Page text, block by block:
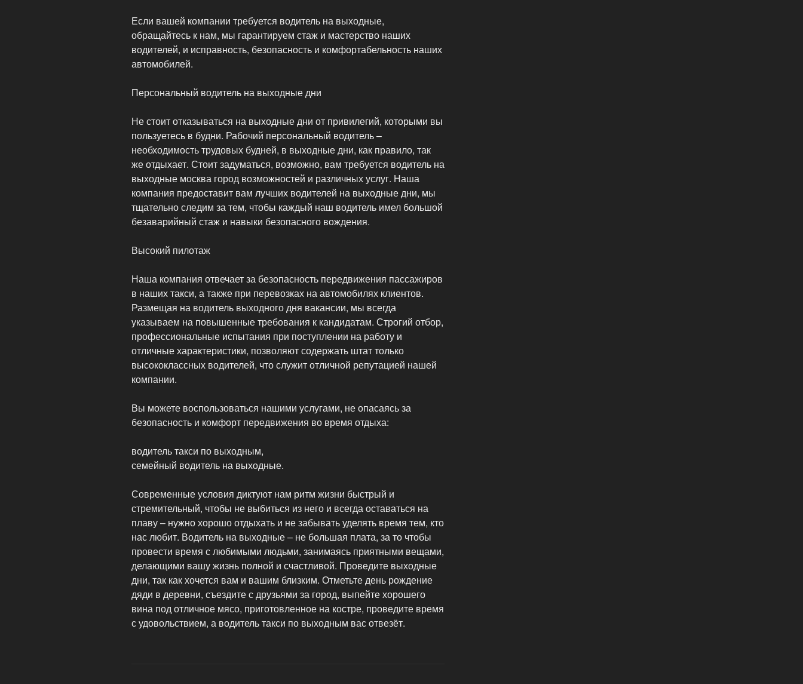
Если вашей компании требуется водитель на выходные,
обращайтесь к нам, мы гарантируем стаж и мастерство наших
водителей, и исправность, безопасность и комфортабельность наших
автомобилей.
Персональный водитель на выходные дни
Не стоит отказываться на выходные дни от привилегий, которыми вы
пользуетесь в будни. Рабочий персональный водитель –
необходимость трудовых будней, в выходные дни, как правило, так
же отдыхает. Стоит задуматься, возможно, вам требуется водитель на
выходные москва город возможностей и различных услуг. Наша
компания предоставит вам лучших водителей на выходные дни, мы
тщательно следим за тем, чтобы каждый наш водитель имел большой
безаварийный стаж и навыки безопасного вождения.
Высокий пилотаж
Наша компания отвечает за безопасность передвижения пассажиров
в наших такси, а также при перевозках на автомобилях клиентов.
Размещая на водитель выходного дня вакансии, мы всегда
указываем на повышенные требования к кандидатам. Строгий отбор,
профессиональные испытания при поступлении на работу и
отличные характеристики, позволяют содержать штат только
высококлассных водителей, что служит отличной репутацией нашей
компании.
Вы можете воспользоваться нашими услугами, не опасаясь за
безопасность и комфорт передвижения во время отдыха:
водитель такси по выходным,
семейный водитель на выходные.
Современные условия диктуют нам ритм жизни быстрый и
стремительный, чтобы не выбиться из него и всегда оставаться на
плаву – нужно хорошо отдыхать и не забывать уделять время тем, кто
нас любит. Водитель на выходные – не большая плата, за то чтобы
провести время с любимыми людьми, занимаясь приятными вещами,
делающими вашу жизнь полной и счастливой. Проведите выходные
дни, так как хочется вам и вашим близким. Отметьте день рождение
дяди в деревни, съездите с друзьями за город, выпейте хорошего
вина под отличное мясо, приготовленное на костре, проведите время
с удовольствием, а водитель такси по выходным вас отвезёт.